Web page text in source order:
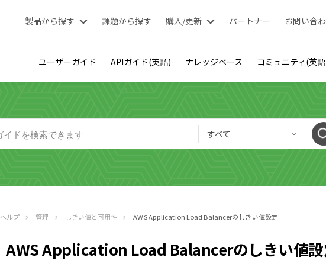
製品から探す 課題から探す 購入/更新 パートナー お問い合
ユーザーガイド APIガイド(英語) ナレッジベース コミュニティ(英
すべて
ヘルプ 管理 しきい値と可用性 AWS Application Load Balancerのしきい値設定
AWS Application Load Balancerのしきい値